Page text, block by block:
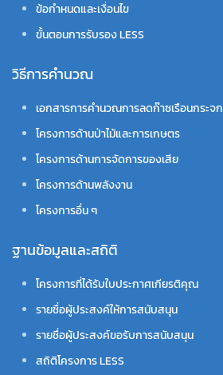
ข้อกำหนดและเงื่อนไข
ขั้นตอนการรับรอง LESS
วิธีการคำนวณ
เอกสารการคำนวณการลดก๊าซเรือนกระจก
โครงการด้านป่าไม้และการเกษตร
โครงการด้านการจัดการของเสีย
โครงการด้านพลังงาน
โครงการอื่น ๆ
ฐานข้อมูลและสถิติ
โครงการที่ได้รับใบประกาศเกียรติคุณ
รายชื่อผู้ประสงค์ให้การสนับสนุน
รายชื่อผู้ประสงค์ขอรับการสนับสนุน
สถิติโครงการ LESS